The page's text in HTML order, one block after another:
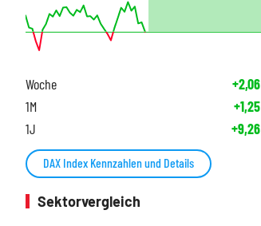
Woche +2,06
1M +1,25
1J +9,26
DAX Index Kennzahlen und Details
Sektorvergleich